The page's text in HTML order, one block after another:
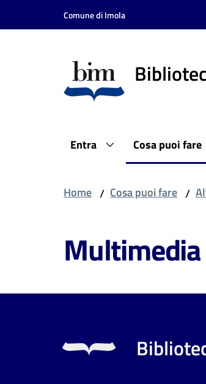
Vai al contenuto
Vai alla navigazione
Comune di Imola
Entra Cosa puoi fare
Home / Cosa puoi fare /
Multimedia